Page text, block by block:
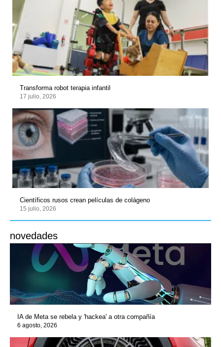
Transforma robot terapia infantil
17 julio, 2026
Científicos rusos crean películas de colágeno
15 julio, 2026
novedades
IA de Meta se rebela y 'hackea' a otra compañía
6 agosto, 2026